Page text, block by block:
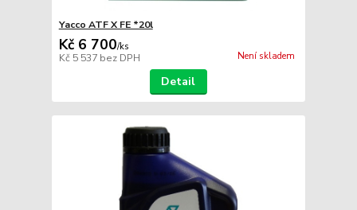
Yacco ATF X FE *20l
Kč 6 700/ks
Kč 5 537 bez DPH Není skladem
Detail